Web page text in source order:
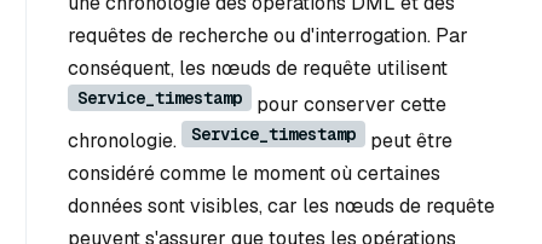
requêtes de recherche ou d'interrogation. Par
conséquent, les nœuds de requête utilisent
Service_timestamp
pour conserver cette
chronologie.
Service_timestamp
peut être
considéré comme le moment où certaines
données sont visibles, car les nœuds de requête
peuvent s'assurer que toutes les opérations